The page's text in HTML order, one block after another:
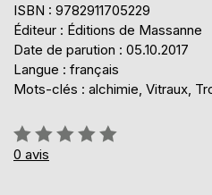
ISBN : 9782911705229
Éditeur : Éditions de Massanne
Date de parution : 05.10.2017
Langue : français
Mots-clés : alchimie, Vitraux,
Évaluation:
0%
0 avis